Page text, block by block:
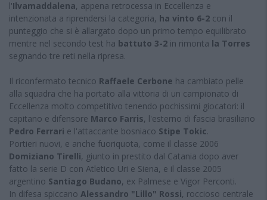
l'Ilvamaddalena, appena retrocessa in Eccellenza e
intenzionata a riprendersi la categoria, ha vinto 6-2 con il
punteggio che si è allargato dopo un primo tempo equilibrato
mentre nel secondo test ha battuto 3-2 in rimonta la Torres
segnando tre reti nella ripresa.
Il riconfermato tecnico Raffaele Cerbone ha cambiato pelle
alla squadra che ha portato alla vittoria di un campionato di
Eccellenza molto competitivo tenendo pochissimi giocatori: il
capitano e difensore Marco Farris, l'esterno di fascia brasiliano
Pedro Ferrari e l'attaccante bosniaco Stipe Tokic.
Portieri nuovi, e anche fuoriquota, come il classe 2006
Domiziano Tirelli, giunto in prestito dal Catania dopo aver
fatto la serie D con Atletico Uri e Siena, e il classe 2005
argentino Santiago Budano, ex Palmese e Vigor Perconti.
In difesa spiccano Alessandro "Lillo" Rossi, roccioso centrale